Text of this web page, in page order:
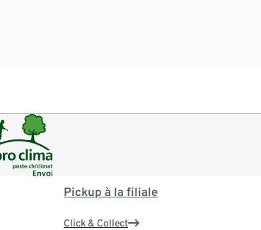
Pickup à la filiale
Click & Collect